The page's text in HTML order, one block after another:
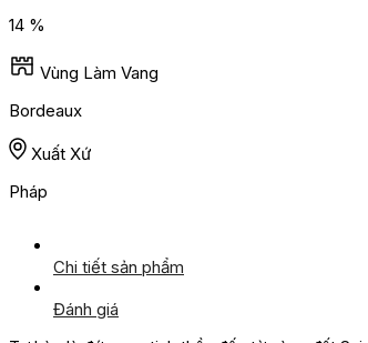
14 %
Vùng Làm Vang
Bordeaux
Xuất Xứ
Pháp
Chi tiết sản phẩm
Đánh giá